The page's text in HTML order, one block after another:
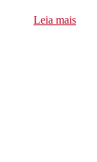
Leia mais